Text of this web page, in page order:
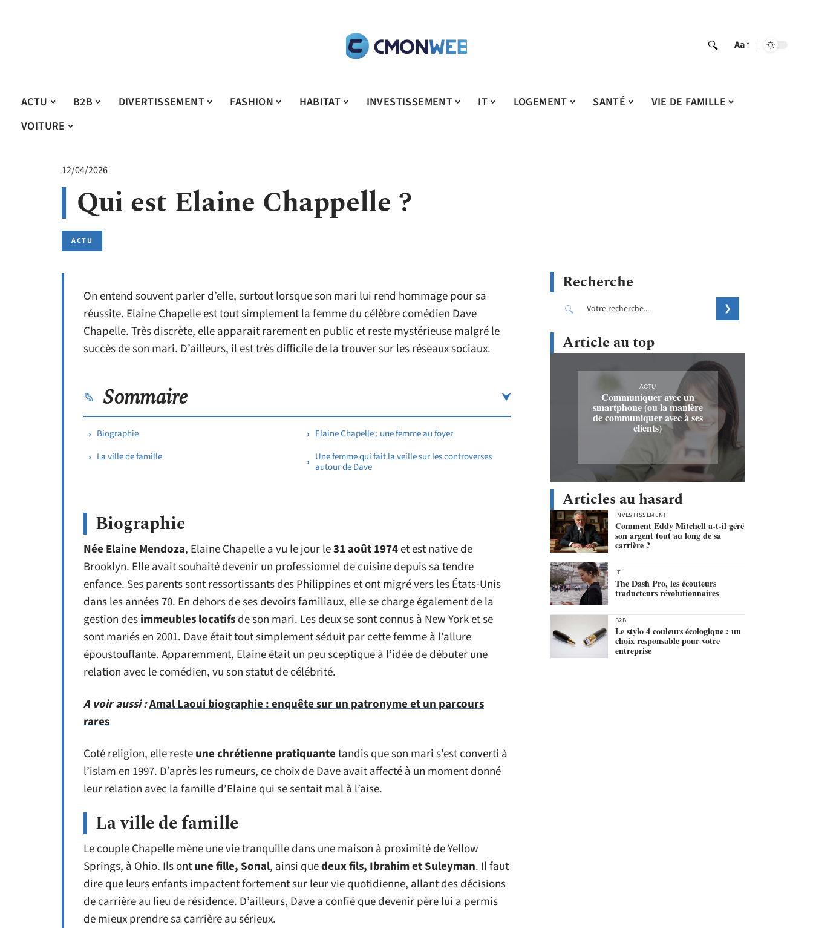
Aa
ACTU B2B DIVERTISSEMENT FASHION HABITAT INVESTISSEMENT IT LOGEMENT SANTÉ
VIE DE FAMILLE
VOITURE
12/04/2026
Qui est Elaine Chappelle ?
ACTU
On entend souvent parler d’elle, surtout lorsque son mari lui rend hommage pour sa
réussite. Elaine Chapelle est tout simplement la femme du célèbre comédien Dave
Chapelle. Très discrète, elle apparait rarement en public et reste mystérieuse malgré le
succès de son mari. D’ailleurs, il est très difficile de la trouver sur les réseaux sociaux.
Sommaire
Biographie
La ville de famille
Elaine Chapelle : une femme au foyer
Une femme qui fait la veille sur les controverses
autour de Dave
Biographie
Née Elaine Mendoza, Elaine Chapelle a vu le jour le31 août 1974et est native de
Brooklyn. Elle avait souhaité devenir un professionnel de cuisine depuis sa tendre
enfance. Ses parents sont ressortissants des Philippines et ont migré vers les États-Unis
dans les années 70. En dehors de ses devoirs familiaux, elle se charge également de la
gestion desimmeubles locatifsde son mari. Les deux se sont connus à New York et se
sont mariés en 2001. Dave était tout simplement séduit par cette femme à l’allure
époustouflante. Apparemment, Elaine était un peu sceptique à l’idée de débuter une
relation avec le comédien, vu son statut de célébrité.
A voir aussi :Amal Laoui biographie : enquête sur un patronyme et un parcours
rares
Coté religion, elle resteune chrétienne pratiquantetandis que son mari s’est converti à
l’islam en 1997. D’après les rumeurs, ce choix de Dave avait affecté à un moment donné
leur relation avec la famille d’Elaine qui se sentait mal à l’aise.
La ville de famille
Le couple Chapelle mène une vie tranquille dans une maison à proximité de Yellow
Springs, à Ohio. Ils ontune fille, Sonal, ainsi quedeux fils, Ibrahim et Suleyman. Il faut
dire que leurs enfants impactent fortement sur leur vie quotidienne, allant des décisions
de carrière au lieu de résidence. D’ailleurs, Dave a confié que devenir père lui a permis
de mieux prendre sa carrière au sérieux.
Recherche
Article au top
ACTU
Communiquer avec un
smartphone (ou la manière
de communiquer avec à ses
clients)
Articles au hasard
INVESTISSEMENT
Comment Eddy Mitchell a-t-il géré
son argent tout au long de sa
carrière ?
IT
The Dash Pro, les écouteurs
traducteurs révolutionnaires
B2B
Le stylo 4 couleurs écologique : un
choix responsable pour votre
entreprise